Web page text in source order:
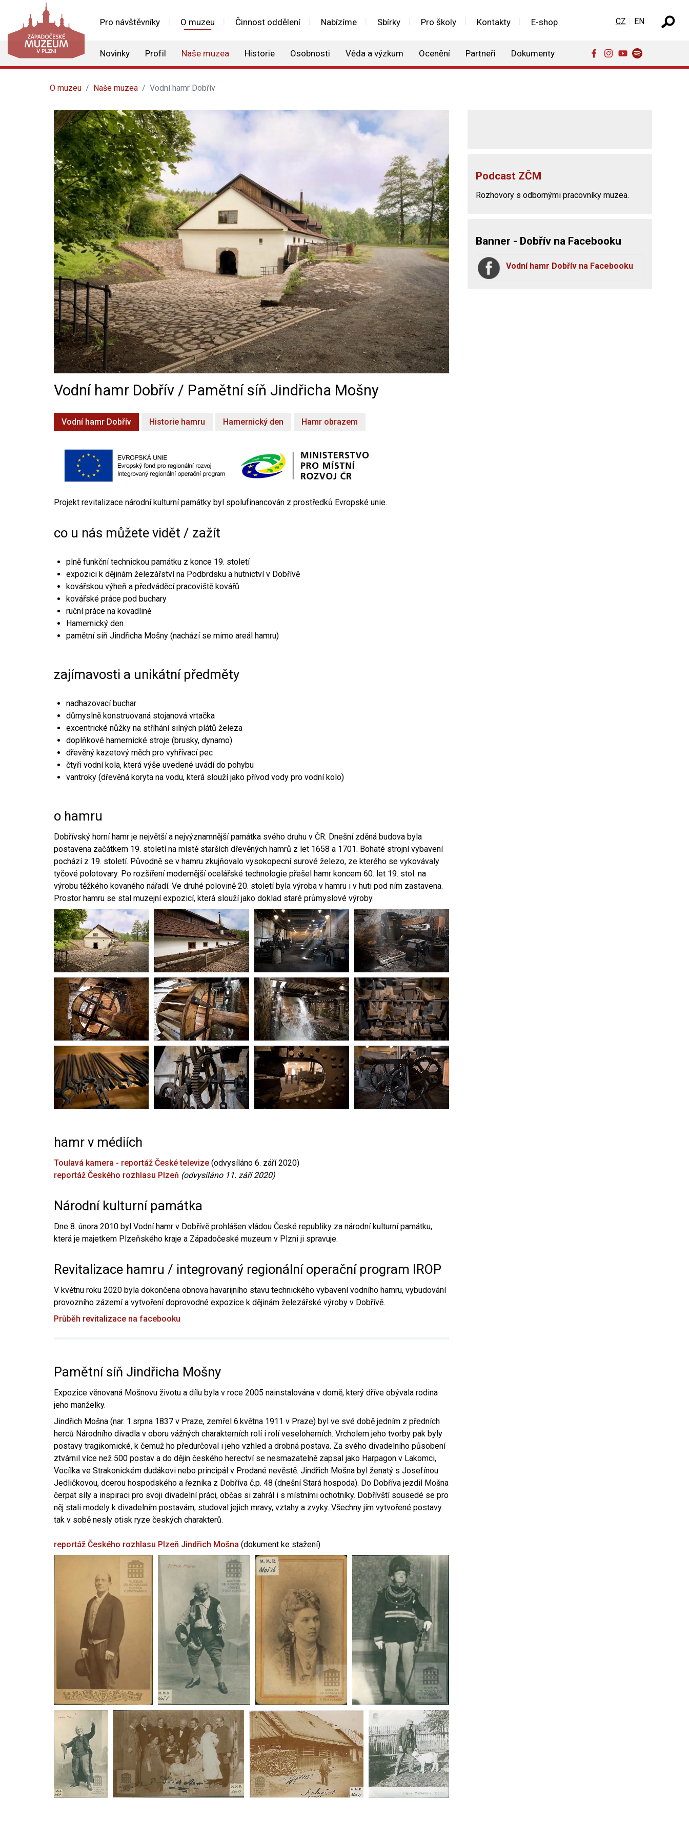
Pro návštěvníky O muzeu Činnost oddělení Nabízíme Sbírky Pro školy Kontakty E-shop
Novinky Profil Naše muzea Historie Osobnosti Věda a výzkum Ocenění Partneři Dokumenty
Zvolte jazyk
CZ EN
O muzeu Naše muzea Vodní hamr Dobřív
Vodní hamr Dobřív / Pamětní síň Jindřicha Mošny
Vodní hamr Dobřív Historie hamru Hamernický den Hamr obrazem
Projekt revitalizace národní kulturní památky byl spolufinancován z prostředků Evropské unie.
co u nás můžete vidět / zažít
plně funkční technickou památku z konce 19. století
expozici k dějinám železářství na Podbrdsku a hutnictví v Dobřívě
kovářskou výheň a předváděcí pracoviště kovářů
kovářské práce pod buchary
ruční práce na kovadlině
Hamernický den
pamětní síň Jindřicha Mošny (nachází se mimo areál hamru)
zajímavosti a unikátní předměty
nadhazovací buchar
důmyslně konstruovaná stojanová vrtačka
excentrické nůžky na stříhání silných plátů železa
doplňkové hamernické stroje (brusky, dynamo)
dřevěný kazetový měch pro vyhřívací pec
čtyři vodní kola, která výše uvedené uvádí do pohybu
vantroky (dřevěná koryta na vodu, která slouží jako přívod vody pro vodní kolo)
o hamru
Dobřívský horní hamr je největší a nejvýznamnější památka svého druhu v ČR. Dnešní zděná budova byla
postavena začátkem 19. století na místě starších dřevěných hamrů z let 1658 a 1701. Bohaté strojní vybavení
pochází z 19. století. Původně se v hamru zkujňovalo vysokopecní surové železo, ze kterého se vykovávaly
tyčové polotovary. Po rozšíření modernější ocelářské technologie přešel hamr koncem 60. let 19. stol. na
výrobu těžkého kovaného nářadí. Ve druhé polovině 20. století byla výroba v hamru i v huti pod ním zastavena.
Prostor hamru se stal muzejní expozicí, která slouží jako doklad staré průmyslové výroby.
hamr v médiích
Toulavá kamera - reportáž České televize (odvysíláno 6. září 2020)
reportáž Českého rozhlasu Plzeň (odvysíláno 11. září 2020)
Národní kulturní památka
Dne 8. února 2010 byl Vodní hamr v Dobřívě prohlášen vládou České republiky za národní kulturní památku,
která je majetkem Plzeňského kraje a Západočeské muzeum v Plzni ji spravuje.
Revitalizace hamru / integrovaný regionální operační program IROP
V květnu roku 2020 byla dokončena obnova havarijního stavu technického vybavení vodního hamru, vybudování
provozního zázemí a vytvoření doprovodné expozice k dějinám železářské výroby v Dobřívě.
Průběh revitalizace na facebooku
Pamětní síň Jindřicha Mošny
Expozice věnovaná Mošnovu životu a dílu byla v roce 2005 nainstalována v domě, který dříve obývala rodina
jeho manželky.
Jindřich Mošna (nar. 1.srpna 1837 v Praze, zemřel 6.května 1911 v Praze) byl ve své době jedním z předních
herců Národního divadla v oboru vážných charakterních rolí i rolí veseloherních. Vrcholem jeho tvorby pak byly
postavy tragikomické, k čemuž ho předurčoval i jeho vzhled a drobná postava. Za svého divadelního působení
ztvárnil více než 500 postav a do dějin českého herectví se nesmazatelně zapsal jako Harpagon v Lakomci,
Vocílka ve Strakonickém dudákovi nebo principál v Prodané nevěstě. Jindřich Mošna byl ženatý s Josefínou
Jedličkovou, dcerou hospodského a řezníka z Dobříva č.p. 48 (dnešní Stará hospoda). Do Dobříva jezdil Mošna
čerpat síly a inspiraci pro svoji divadelní práci, občas si zahrál i s místními ochotníky. Dobřívští sousedé se pro
něj stali modely k divadelním postavám, studoval jejich mravy, vztahy a zvyky. Všechny jím vytvořené postavy
tak v sobě nesly otisk ryze českých charakterů.
reportáž Českého rozhlasu Plzeň Jindřich Mošna (dokument ke stažení)
Podcast ZČM
Rozhovory s odbornými pracovníky muzea.
Banner - Dobřív na Facebooku
Vodní hamr Dobřív na Facebooku